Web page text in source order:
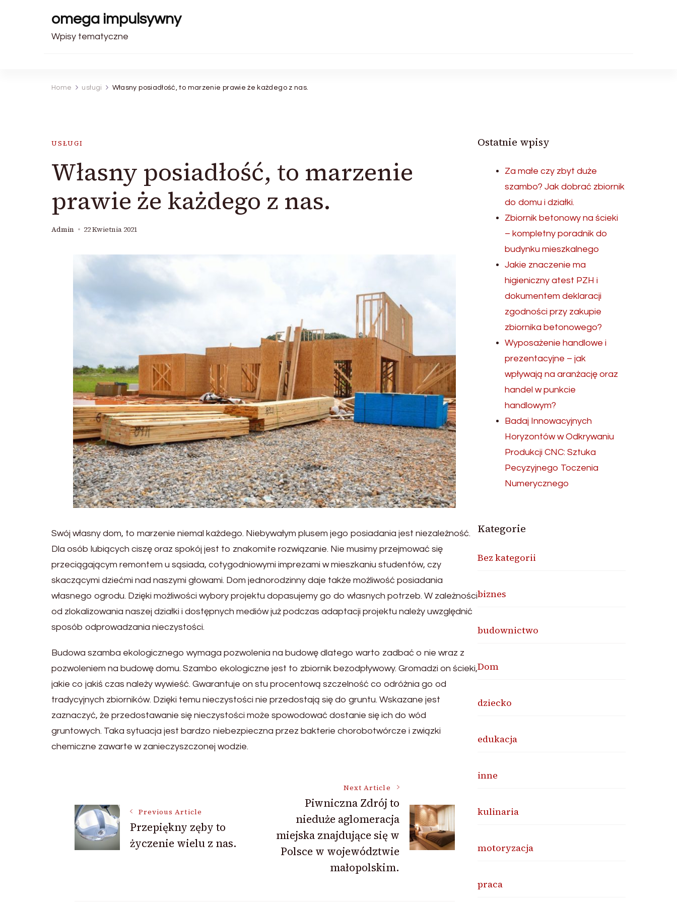
omega impulsywny
Wpisy tematyczne
Home usługi Własny posiadłość, to marzenie prawie że każdego z nas.
USŁUGI
Własny posiadłość, to marzenie
prawie że każdego z nas.
Admin 22 Kwietnia 2021
Swój własny dom, to marzenie niemal każdego. Niebywałym plusem jego posiadania jest niezależność.
Dla osób lubiących ciszę oraz spokój jest to znakomite rozwiązanie. Nie musimy przejmować się
przeciągającym remontem u sąsiada, cotygodniowymi imprezami w mieszkaniu studentów, czy
skaczącymi dziećmi nad naszymi głowami. Dom jednorodzinny daje także możliwość posiadania
własnego ogrodu. Dzięki możliwości wybory projektu dopasujemy go do własnych potrzeb. W zależności
od zlokalizowania naszej działki i dostępnych mediów już podczas adaptacji projektu należy uwzględnić
sposób odprowadzania nieczystości.
Budowa szamba ekologicznego wymaga pozwolenia na budowę dlatego warto zadbać o nie wraz z
pozwoleniem na budowę domu. Szambo ekologiczne jest to zbiornik bezodpływowy. Gromadzi on ścieki,
jakie co jakiś czas należy wywieść. Gwarantuje on stu procentową szczelność co odróżnia go od
tradycyjnych zbiorników. Dzięki temu nieczystości nie przedostają się do gruntu. Wskazane jest
zaznaczyć, że przedostawanie się nieczystości może spowodować dostanie się ich do wód
gruntowych. Taka sytuacja jest bardzo niebezpieczna przez bakterie chorobotwórcze i związki
chemiczne zawarte w zanieczyszczonej wodzie.
Navigation
Previous Article
Przepiękny zęby to
życzenie wielu z nas.
Next Article
Piwniczna Zdrój to
nieduże aglomeracja
miejska znajdujące się w
Polsce w województwie
małopolskim.
Ostatnie wpisy
Za małe czy zbyt duże
szambo? Jak dobrać zbiornik
do domu i działki.
Zbiornik betonowy na ścieki
– kompletny poradnik do
budynku mieszkalnego
Jakie znaczenie ma
higieniczny atest PZH i
dokumentem deklaracji
zgodności przy zakupie
zbiornika betonowego?
Wyposażenie handlowe i
prezentacyjne – jak
wpływają na aranżację oraz
handel w punkcie
handlowym?
Badaj Innowacyjnych
Horyzontów w Odkrywaniu
Produkcji CNC: Sztuka
Pecyzyjnego Toczenia
Numerycznego
Kategorie
Bez kategorii
biznes
budownictwo
Dom
dziecko
edukacja
inne
kulinaria
motoryzacja
praca